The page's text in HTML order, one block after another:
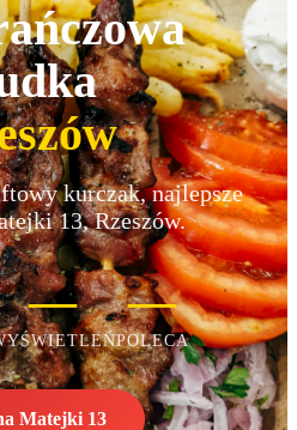
kurczak, najlepsze
13, Rzeszów.
— —
POLECA
Matejki 13